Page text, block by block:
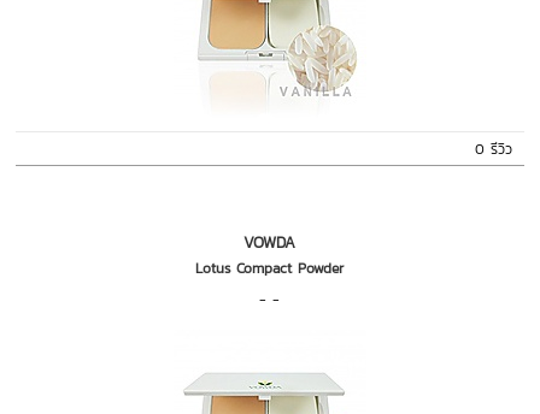
0 รีวิว
VOWDA
Lotus Compact Powder
- -